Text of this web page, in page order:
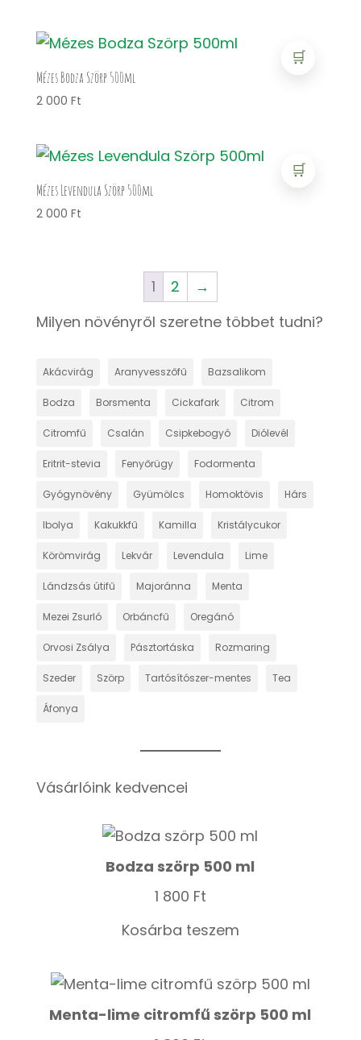
🛒
Mézes Bodza Szörp 500ml
2 000 Ft
🛒
Mézes Levendula Szörp 500ml
2 000 Ft
1 2
→
Milyen növényről szeretne többet tudni?
Akácvirág Aranyvesszőfű Bazsalikom
Bodza Borsmenta Cickafark Citrom
Citromfű Csalán Csipkebogyó Diólevél
Eritrit-stevia Fenyőrügy Fodormenta
Gyógynövény Gyümölcs Homoktövis Hárs
Ibolya Kakukkfű Kamilla Kristálycukor
Körömvirág Lekvár Levendula Lime
Lándzsás útifű Majoránna Menta
Mezei Zsurló Orbáncfű Oregánó
Orvosi Zsálya Pásztortáska Rozmaring
Szeder Szörp Tartósítószer-mentes Tea
Áfonya
Vásárlóink kedvencei
Bodza szörp 500 ml
1 800 Ft
Kosárba teszem
Menta-lime citromfű szörp 500 ml